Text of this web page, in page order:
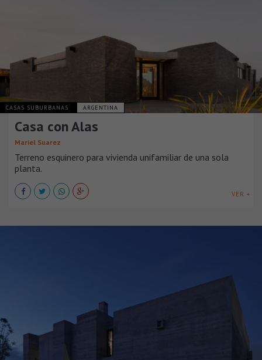
CASAS SUBURBANAS ARGENTINA
Casa con Alas
Mariel Suarez
Terreno esquinero para vivienda unifamiliar de una sola
planta.
VER +